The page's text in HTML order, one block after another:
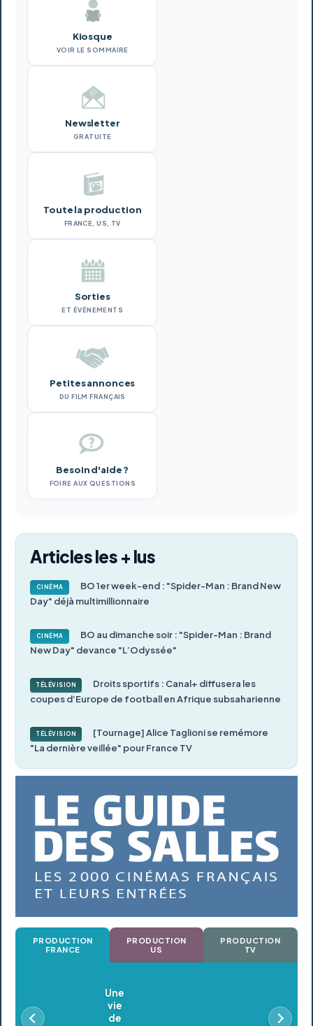
Kiosque
VOIR LE SOMMAIRE
Newsletter
GRATUITE
Toute la production
FRANCE, US, TV
Sorties
ET ÉVÉNEMENTS
Petites annonces
DU FILM FRANÇAIS
Besoin d'aide ?
FOIRE AUX QUESTIONS
Articles les + lus
CINÉMA
BO 1er week-end : "Spider-Man : Brand New
Day" déjà multimillionnaire
CINÉMA
BO au dimanche soir : "Spider-Man : Brand
New Day" devance "L’Odyssée"
TÉLÉVISION
Droits sportifs : Canal+ diffusera les
coupes d’Europe de football en Afrique subsaharienne
TÉLÉVISION
[Tournage] Alice Taglioni se remémore
"La dernière veillée" pour France TV
PRODUCTION
FRANCE
PRODUCTION
US
PRODUCTION
TV
Oldeupe
En postproduction